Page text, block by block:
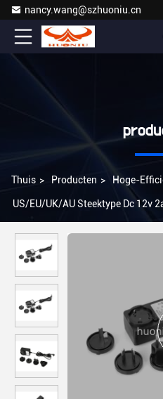
nancy.wang@szhuoniu.cn
Thuis > Producten > Hoge-
US/EU/UK/AU Steektype Dc 12v